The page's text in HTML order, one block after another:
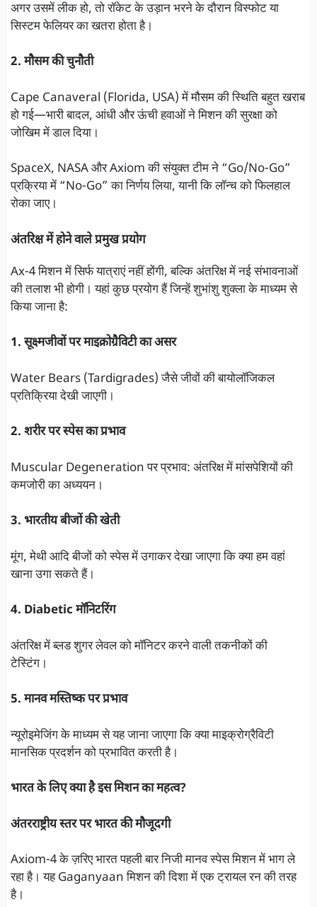
अगर उसमें लीक हो, तो रॉकेट के उड़ान भरने के दौरान विस्फोट या
सिस्टम फेलियर का खतरा होता है।
2. मौसम की चुनौती
Cape Canaveral (Florida, USA) में मौसम की स्थिति बहुत खराब
हो गई—भारी बादल, आंधी और ऊंची हवाओं ने मिशन की सुरक्षा को
जोखिम में डाल दिया।
SpaceX, NASA और Axiom की संयुक्त टीम ने “Go/No-Go”
प्रक्रिया में “No-Go” का निर्णय लिया, यानी कि लॉन्च को फिलहाल
रोका जाए।
अंतरिक्ष में होने वाले प्रमुख प्रयोग
Ax-4 मिशन में सिर्फ यात्राएं नहीं होंगी, बल्कि अंतरिक्ष में नई संभावनाओं
की तलाश भी होगी। यहां कुछ प्रयोग हैं जिन्हें शुभांशु शुक्ला के माध्यम से
किया जाना है:
1. सूक्ष्मजीवों पर माइक्रोग्रैविटी का असर
Water Bears (Tardigrades) जैसे जीवों की बायोलॉजिकल
प्रतिक्रिया देखी जाएगी।
2. शरीर पर स्पेस का प्रभाव
Muscular Degeneration पर प्रभाव: अंतरिक्ष में मांसपेशियों की
कमजोरी का अध्ययन।
3. भारतीय बीजों की खेती
मूंग, मेथी आदि बीजों को स्पेस में उगाकर देखा जाएगा कि क्या हम वहां
खाना उगा सकते हैं।
4. Diabetic मॉनिटरिंग
अंतरिक्ष में ब्लड शुगर लेवल को मॉनिटर करने वाली तकनीकों की
टेस्टिंग।
5. मानव मस्तिष्क पर प्रभाव
न्यूरोइमेजिंग के माध्यम से यह जाना जाएगा कि क्या माइक्रोग्रैविटी
मानसिक प्रदर्शन को प्रभावित करती है।
भारत के लिए क्या है इस मिशन का महत्व?
अंतरराष्ट्रीय स्तर पर भारत की मौजूदगी
Axiom-4 के ज़रिए भारत पहली बार निजी मानव स्पेस मिशन में भाग ले
रहा है। यह Gaganyaan मिशन की दिशा में एक ट्रायल रन की तरह
है।